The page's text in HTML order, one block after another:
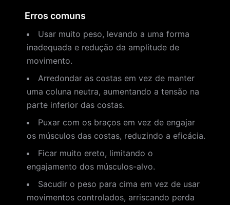
Erros comuns
Usar muito peso, levando a uma forma
inadequada e redução da amplitude de
movimento.
Arredondar as costas em vez de manter
uma coluna neutra, aumentando a tensão na
parte inferior das costas.
Puxar com os braços em vez de engajar
os músculos das costas, reduzindo a eficácia.
Ficar muito ereto, limitando o
engajamento dos músculos-alvo.
Sacudir o peso para cima em vez de usar
movimentos controlados, arriscando perda